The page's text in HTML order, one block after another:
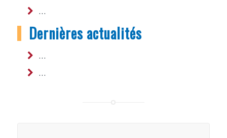
…
Dernières actualités
…
…